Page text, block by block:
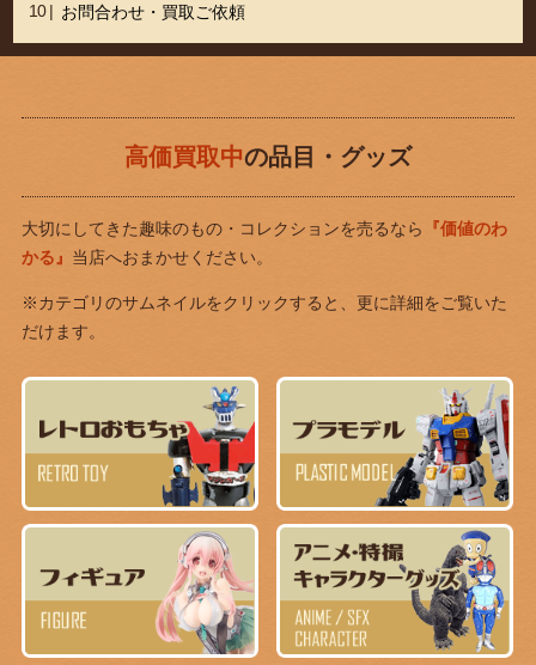
お問合わせ・買取ご依頼
高価買取中の品目・グッズ
大切にしてきた趣味のもの・コレクションを売るなら
『価値のわ
かる』 当店へおまかせください。
※カテゴリのサムネイルをクリックすると、更に詳細をご覧いた
だけます。